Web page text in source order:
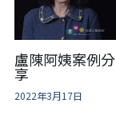
盧陳阿姨案例分
享
2022年3月17日